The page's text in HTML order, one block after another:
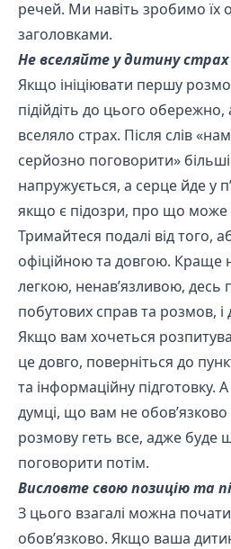
речей. Ми навіть зробимо їх
заголовками.
Не вселяйте у дитину страх
Якщо ініціювати першу
підійдіть до цього
вселяло страх. Після слів
серйозно поговорити»
напружується, а серце йде у
якщо є підозри, про що може
Тримайтеся подалі від того,
офіційною та довгою. Краще
легкою, ненав’язливою, десь
побутових справ та розмов, і
Якщо вам хочеться
це довго, поверніться до
та інформаційну підготовку.
думці, що вам не
розмову геть все, адже буде
поговорити потім.
Висловте свою позицію та
З цього взагалі можна
обов’язково. Якщо ваша